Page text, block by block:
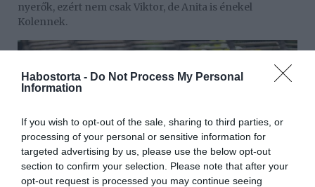
Habostorta - Do Not Process My Personal
Information
If you wish to opt-out of the sale, sharing to third parties, or
processing of your personal or sensitive information for
targeted advertising by us, please use the below opt-out
section to confirm your selection. Please note that after your
opt-out request is processed you may continue seeing
nyerők, ezért nem csak Viktor, de Anita is énekel
Kolennek.